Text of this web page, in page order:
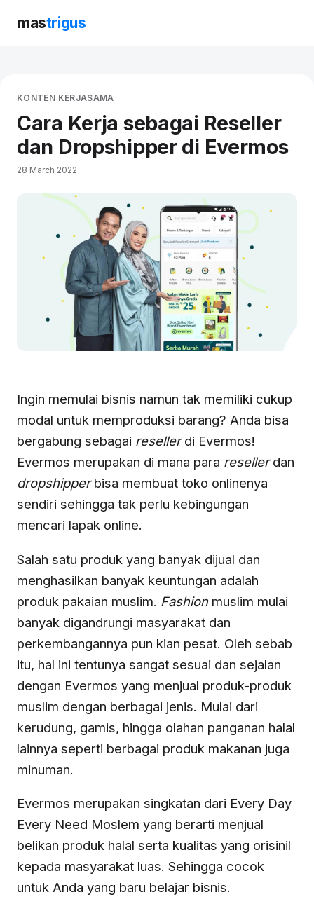
mastrigus
KONTEN KERJASAMA
Cara Kerja sebagai Reseller
dan Dropshipper di Evermos
28 March 2022
Ingin memulai bisnis namun tak memiliki cukup
modal untuk memproduksi barang? Anda bisa
bergabung sebagai resellerdi Evermos!
Evermos merupakan di mana para resellerdan
dropshipperbisa membuat toko onlinenya
sendiri sehingga tak perlu kebingungan
mencari lapak online.
Salah satu produk yang banyak dijual dan
menghasilkan banyak keuntungan adalah
produk pakaian muslim. Fashion muslim mulai
banyak digandrungi masyarakat dan
perkembangannya pun kian pesat. Oleh sebab
itu, hal ini tentunya sangat sesuai dan sejalan
dengan Evermos yang menjual produk-produk
muslim dengan berbagai jenis. Mulai dari
kerudung, gamis, hingga olahan panganan halal
lainnya seperti berbagai produk makanan juga
minuman.
Evermos merupakan singkatan dari Every Day
Every Need Moslem yang berarti menjual
belikan produk halal serta kualitas yang orisinil
kepada masyarakat luas. Sehingga cocok
untuk Anda yang baru belajar bisnis.